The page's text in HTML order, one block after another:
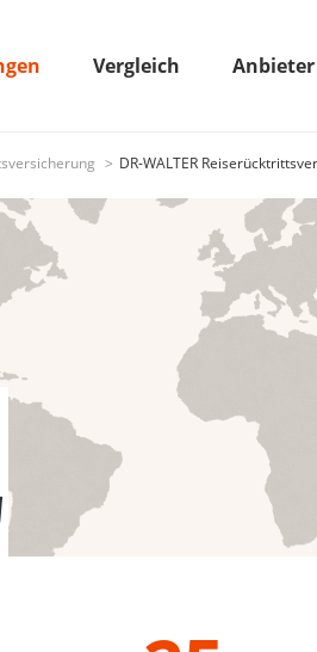
Vergleich Anbieter
DR-WALTER